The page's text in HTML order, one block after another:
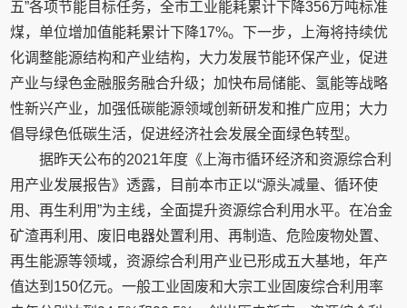
五”各项节能目标任务，全市工业能耗累计下降356万吨标准
煤，单位增加值能耗累计下降17%。下一步，上海将持续优
化调整能源结构和产业结构，大力发展节能环保产业，促进
产业与绿色金融服务融合升级；加快布局储能、氢能等战略
性新兴产业，加强低碳能源领域创新研发和推广应用；大力
倡导绿色低碳生活，促进经济社会发展全面绿色转型。
据昨天公布的2021年度《上海市循环经济和资源综合利
用产业发展报告》透露，目前本市正以“源头减量、循环使
用、再生利用”为主线，全面提升资源综合利用水平。在冶金
矿渣再利用、废旧电器处置利用、再制造、危险废物处置、
再生能源等领域，资源综合利用产业已形成五大基地，年产
值达到150亿元。一般工业固废和大宗工业固废综合利用率